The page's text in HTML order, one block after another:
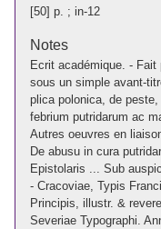
[50] p. ; in-12
Notes
Ecrit académique. - Fait
sous un simple avant-
plica polonica, de
febrium putridarum ac
Autres oeuvres en
De abusu in cura
Epistolaris ... Sub
- Cracoviae, Typis
Principis, illustr. &
Severiae Typographi.